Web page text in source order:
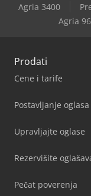
Agria 3400
Agria
Prodati
Cene i tarife
Postavljanje oglasa
Upravljajte oglase
Rezervišite
Pečat poverenja